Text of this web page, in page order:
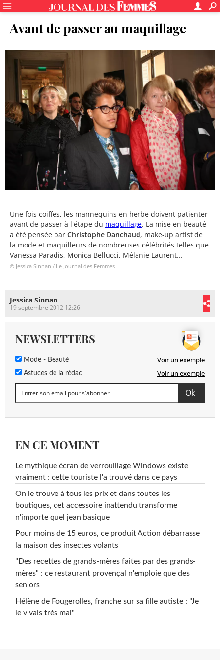
Avant de passer au maquillage
Une fois coiffés, les mannequins en herbe doivent patienter
avant de passer à l'étape du maquillage. La mise en beauté
a été pensée par Christophe Danchaud, make-up artist de
la mode et maquilleurs de nombreuses célébrités telles que
Vanessa Paradis, Monica Bellucci, Mélanie Laurent...
© Jessica Sinnan / Le Journal des Femmes
Jessica Sinnan
19 septembre 2012 12:26
NEWSLETTERS
Mode - Beauté Voir un exemple
Astuces de la rédac Voir un exemple
EN CE MOMENT
Le mythique écran de verrouillage Windows existe
vraiment : cette touriste l'a trouvé dans ce pays
On le trouve à tous les prix et dans toutes les
boutiques, cet accessoire inattendu transforme
n'importe quel jean basique
Pour moins de 15 euros, ce produit Action débarrasse
la maison des insectes volants
"Des recettes de grands-mères faites par des grands-
mères" : ce restaurant provençal n'emploie que des
seniors
Hélène de Fougerolles, franche sur sa fille autiste : "Je
le vivais très mal"